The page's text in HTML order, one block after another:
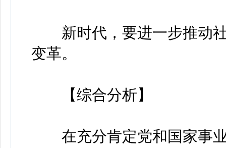
新时代，要进一步推动社
变革。
【综合分析】
在充分肯定党和国家事业